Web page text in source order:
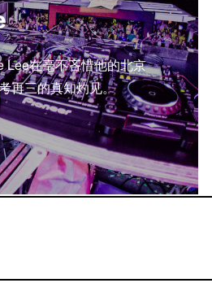
Lee在毫不吝惜他的北京
再三的真知灼见。